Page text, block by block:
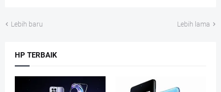
Lebih baru Lebih lama
HP TERBAIK